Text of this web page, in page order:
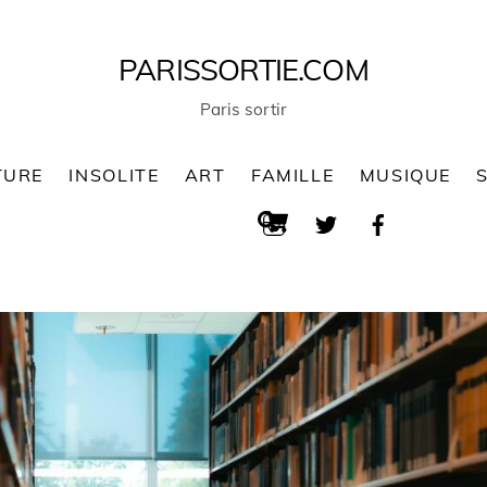
PARISSORTIE.COM
Paris sortir
Cart
Search
INSOLITE ART FAMILLE MUSIQUE